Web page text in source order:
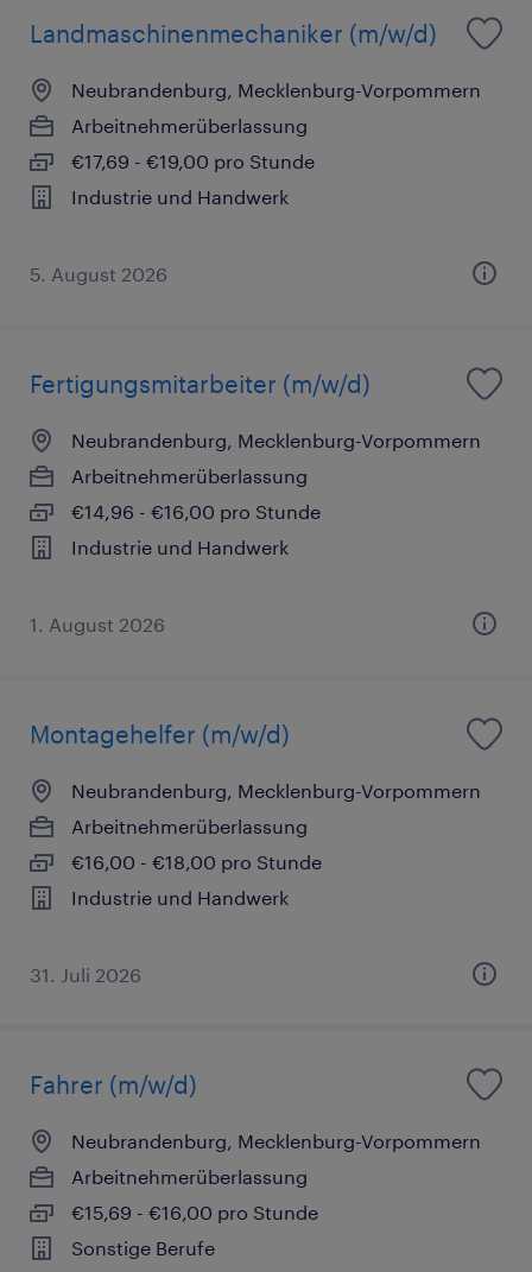
Landmaschinenmechaniker (m/w/d)
Neubrandenburg, Mecklenburg-Vorpommern
Arbeitnehmerüberlassung
€17,69 - €19,00 pro Stunde
Industrie und Handwerk
5. August 2026
Fertigungsmitarbeiter (m/w/d)
Neubrandenburg, Mecklenburg-Vorpommern
Arbeitnehmerüberlassung
€14,96 - €16,00 pro Stunde
Industrie und Handwerk
1. August 2026
Montagehelfer (m/w/d)
Neubrandenburg, Mecklenburg-Vorpommern
Arbeitnehmerüberlassung
€16,00 - €18,00 pro Stunde
Industrie und Handwerk
31. Juli 2026
Fahrer (m/w/d)
Neubrandenburg, Mecklenburg-Vorpommern
Arbeitnehmerüberlassung
€15,69 - €16,00 pro Stunde
Sonstige Berufe